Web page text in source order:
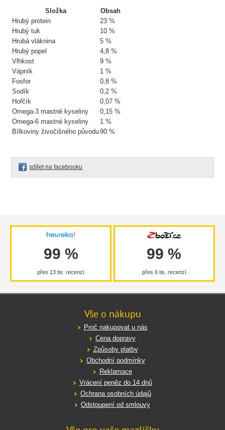
Složka
Obsah
Hrubý protein
23 %
Hrubý tuk
10 %
Hrubá vláknina
5 %
Hrubý popel
4,8 %
Vlhkost
9 %
Vápník
1 %
Fosfor
0,8 %
Sodík
0,2 %
Hořčík
0,07 %
Omega-3 mastné kyseliny
0,15 %
Omega-6 mastné kyseliny
1 %
Bílkoviny živočišného původu90 %
sdílet na facebooku
99 %
přes 13 tis. recenzí
99 %
přes 6 tis. recenzí
Vše o nákupu
Proč nakupovat u nás
Cena dopravy
Způsoby platby
Obchodní podmínky
Reklamace
Vrácení peněz do 14 dnů
Ochrana osobních údajů
Odstoupení od smlouvy